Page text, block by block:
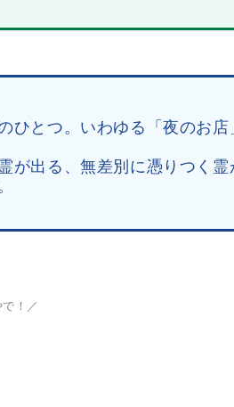
ひとつ。いわゆる「夜のお店
が出る、無差別に憑りつく霊
！／